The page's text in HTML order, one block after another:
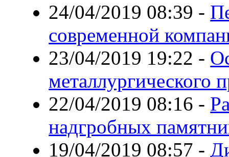
24/04/2019 08:39 -
современной
23/04/2019 19:22 -
металлургического
22/04/2019 08:16 -
надгробных
19/04/2019 08:57 -